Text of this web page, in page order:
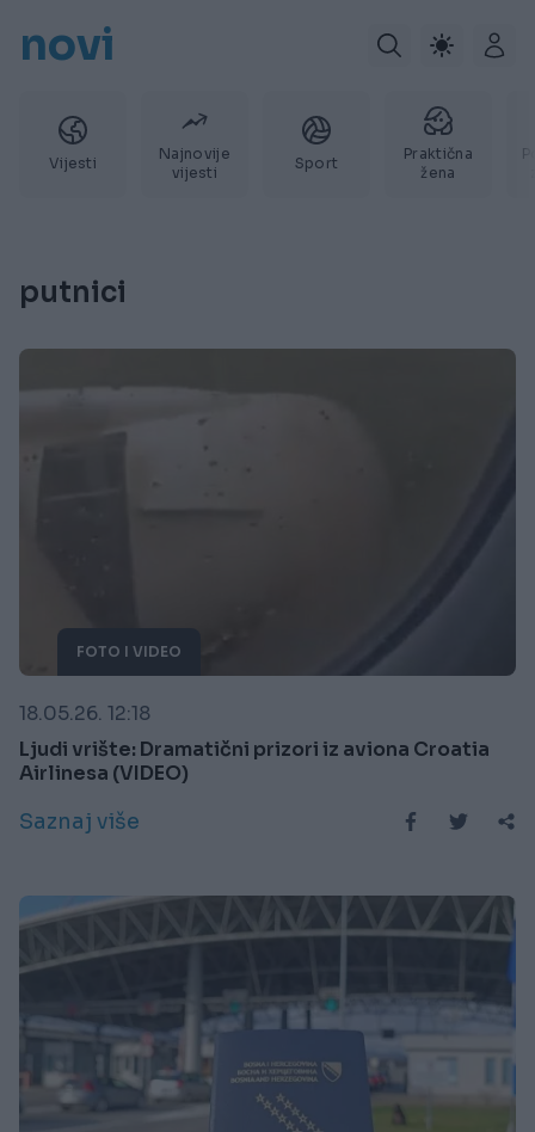
novi
Vijesti
Najnovije
vijesti
Sport
Praktična
žena
putnici
FOTO I VIDEO
18.05.26. 12:18
Ljudi vrište: Dramatični prizori iz aviona Croatia
Airlinesa (VIDEO)
Saznaj više